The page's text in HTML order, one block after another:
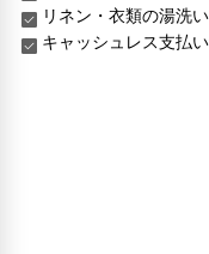
リネン・衣類の湯洗い
キャッシュレス支払